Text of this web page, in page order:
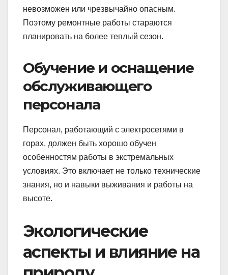
невозможен или чрезвычайно опасным.
Поэтому ремонтные работы стараются
планировать на более теплый сезон.
Обучение и оснащение
обслуживающего
персонала
Персонал, работающий с электросетями в
горах, должен быть хорошо обучен
особенностям работы в экстремальных
условиях. Это включает не только технические
знания, но и навыки выживания и работы на
высоте.
Экологические
аспекты и влияние на